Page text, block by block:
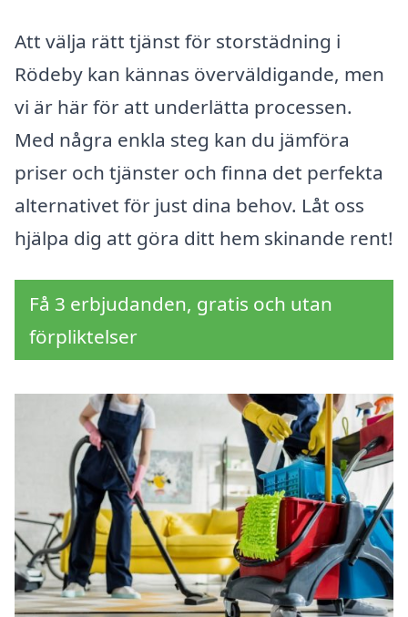
Att välja rätt tjänst för storstädning i
Rödeby kan kännas överväldigande, men
vi är här för att underlätta processen.
Med några enkla steg kan du jämföra
priser och tjänster och finna det perfekta
alternativet för just dina behov. Låt oss
hjälpa dig att göra ditt hem skinande rent!
Få 3 erbjudanden, gratis och utan
förpliktelser